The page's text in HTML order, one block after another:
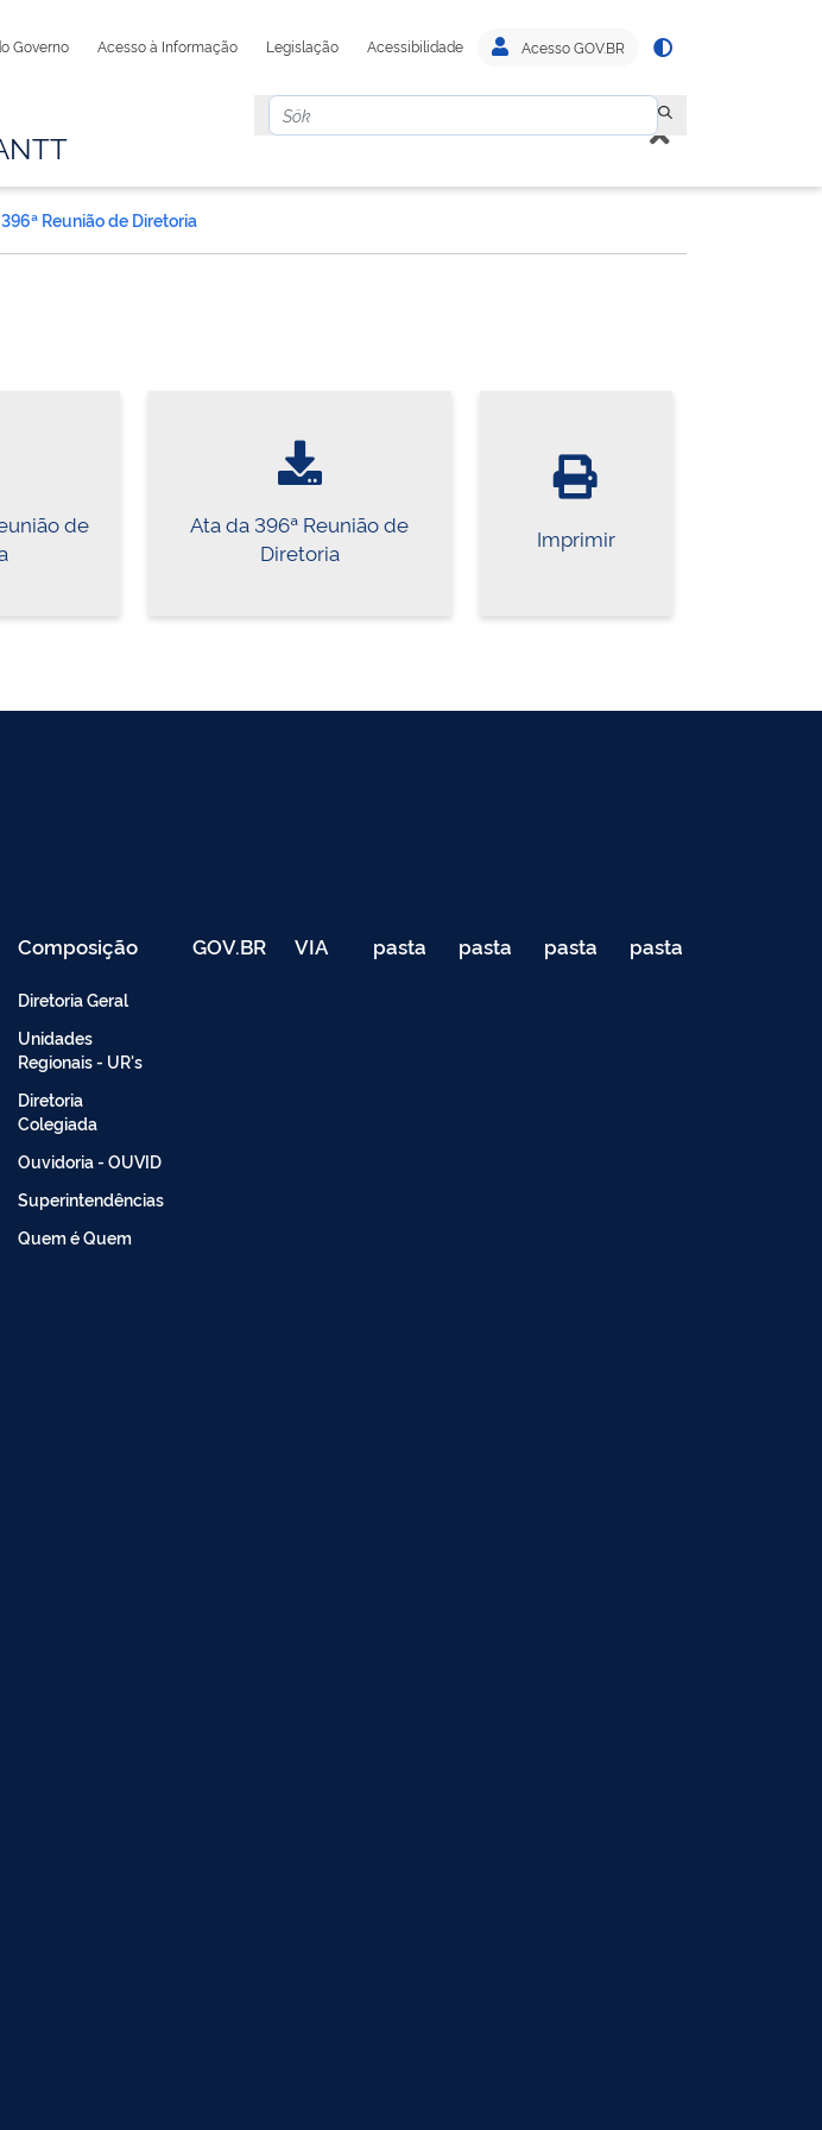
Governo Acesso à Informação Legislação Acessibilidade Acesso GOV.BR
396ª Reunião de Diretoria
de
Ata da 396ª Reunião de
Diretoria
Imprimir
Composição
Diretoria Geral
Unidades
Regionais - UR's
Diretoria
Colegiada
Ouvidoria - OUVID
Superintendências
Quem é Quem
GOV.BR VIA pasta
de
pasta
de
pasta
de
pasta
de